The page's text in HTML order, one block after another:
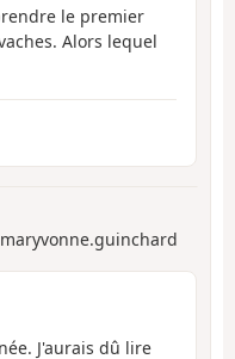
le premier
Alors lequel
maryvonne.guinchard
J'aurais dû lire